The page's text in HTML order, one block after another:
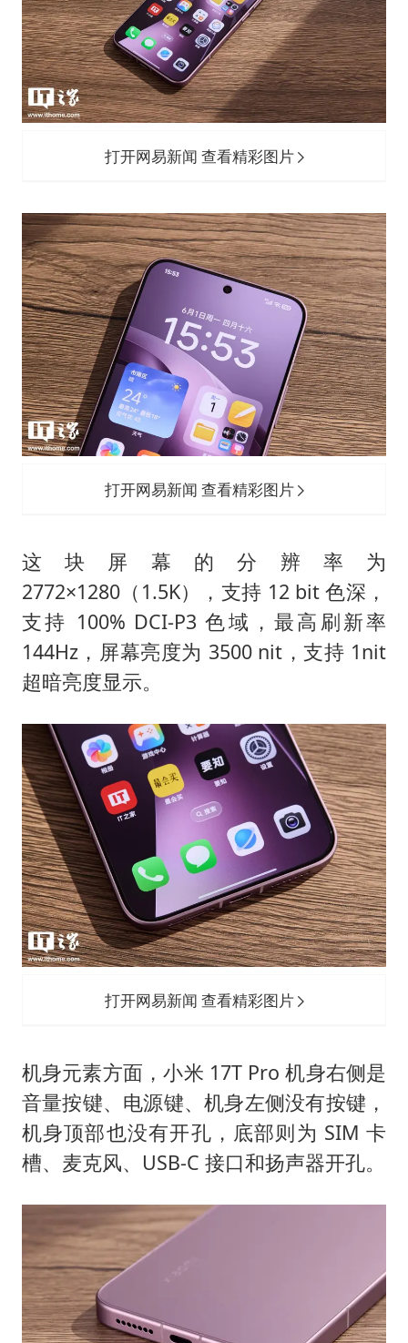
打开网易新闻 查看精彩图片
打开网易新闻 查看精彩图片
这块屏幕的分辨率为
2772×1280（1.5K），支持 12 bit 色深，
支持 100% DCI-P3 色域，最高刷新率
144Hz，屏幕亮度为 3500 nit，支持 1nit
超暗亮度显示。
打开网易新闻 查看精彩图片
机身元素方面，小米 17T Pro 机身右侧是
音量按键、电源键、机身左侧没有按键，
机身顶部也没有开孔，底部则为 SIM 卡
槽、麦克风、USB-C 接口和扬声器开孔。